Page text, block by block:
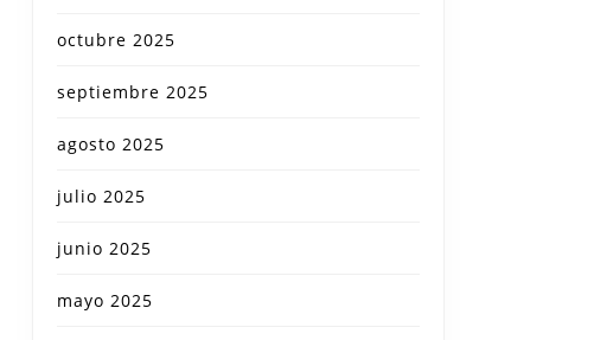
octubre 2025
septiembre 2025
agosto 2025
julio 2025
junio 2025
mayo 2025